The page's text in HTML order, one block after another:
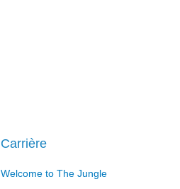
Carrière
Welcome to The Jungle